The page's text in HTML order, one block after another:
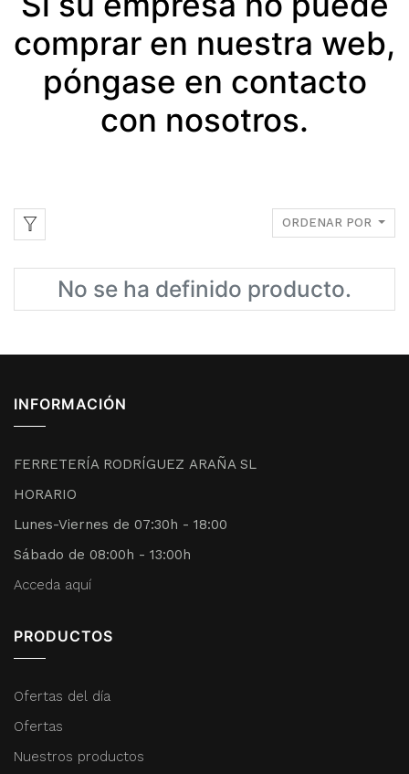
comprar en nuestra web,
póngase en contacto
con nosotros.
ORDENAR POR
No se ha definido producto.
INFORMACIÓN
FERRETERÍA RODRÍGUEZ ARAÑA SL
HORARIO
Lunes-Viernes de 07:30h - 18:00
Sábado de 08:00h - 13:00h
Acceda aquí
PRODUCTOS
Ofertas del día
Ofertas
Nuestros productos